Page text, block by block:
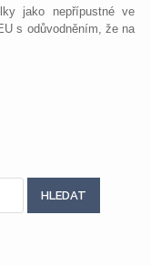
jako nepřípustné ve
s odůvodněním, že na